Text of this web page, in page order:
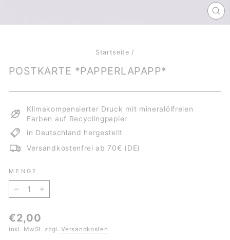
Startseite /
POSTKARTE *PAPPERLAPAPP*
Klimakompensierter Druck mit mineralölfreien
Farben auf Recyclingpapier
in Deutschland hergestellt
Versandkostenfrei ab 70€ (DE)
MENGE
Normaler
Preis
€2,00
inkl. MwSt. zzgl.Versandkosten